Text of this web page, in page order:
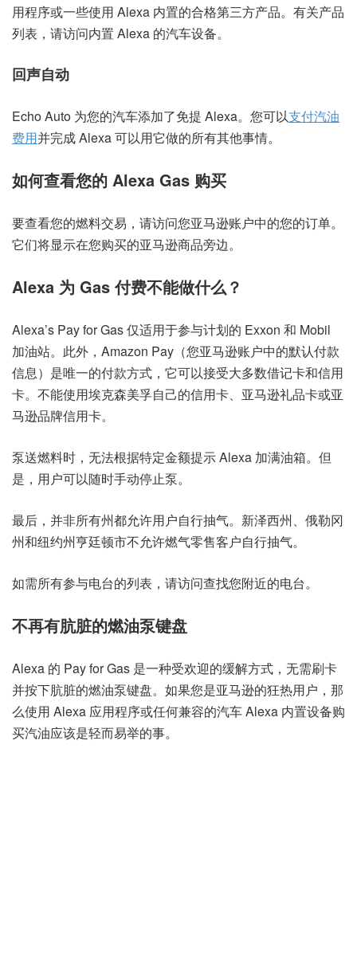
用程序或一些使用 Alexa 内置的合格第三方产品。有关产品
列表，请访问内置 Alexa 的汽车设备。
回声自动
Echo Auto 为您的汽车添加了免提 Alexa。您可以支付汽油
费用并完成 Alexa 可以用它做的所有其他事情。
如何查看您的 Alexa Gas 购买
要查看您的燃料交易，请访问您亚马逊账户中的您的订单。
它们将显示在您购买的亚马逊商品旁边。
Alexa 为 Gas 付费不能做什么？
Alexa’s Pay for Gas 仅适用于参与计划的 Exxon 和 Mobil
加油站。此外，Amazon Pay（您亚马逊账户中的默认付款
信息）是唯一的付款方式，它可以接受大多数借记卡和信用
卡。不能使用埃克森美孚自己的信用卡、亚马逊礼品卡或亚
马逊品牌信用卡。
泵送燃料时，无法根据特定金额提示 Alexa 加满油箱。但
是，用户可以随时手动停止泵。
最后，并非所有州都允许用户自行抽气。新泽西州、俄勒冈
州和纽约州亨廷顿市不允许燃气零售客户自行抽气。
如需所有参与电台的列表，请访问查找您附近的电台。
不再有肮脏的燃油泵键盘
Alexa 的 Pay for Gas 是一种受欢迎的缓解方式，无需刷卡
并按下肮脏的燃油泵键盘。如果您是亚马逊的狂热用户，那
么使用 Alexa 应用程序或任何兼容的汽车 Alexa 内置设备购
买汽油应该是轻而易举的事。